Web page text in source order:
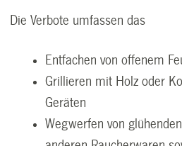
Die Verbote umfassen das
Entfachen von offenem
Grillieren mit Holz oder
Geräten
Wegwerfen von